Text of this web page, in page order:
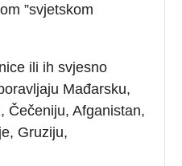
”svjetskom
ili ih svjesno
Mađarsku,
Čečeniju, Afganistan,
Gruziju,